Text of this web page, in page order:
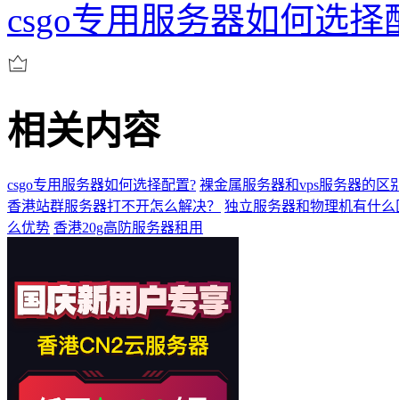
csgo专用服务器如何选择
相关内容
csgo专用服务器如何选择配置? 裸金属服务器和vps服务器的区
香港站群服务器打不开怎么解决？
独立服务器和物理机有什么
么优势 香港20g高防服务器租用